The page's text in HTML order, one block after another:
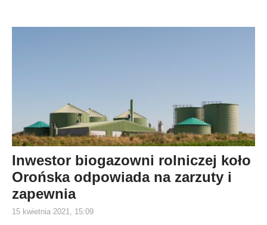
Inwestor biogazowni rolniczej koło
Orońska odpowiada na zarzuty i
zapewnia
15 kwietnia 2021, 15:09